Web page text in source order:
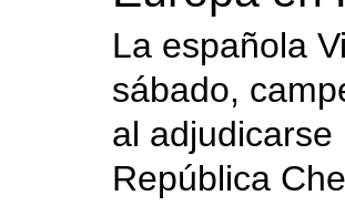
La española
sábado,
al
República